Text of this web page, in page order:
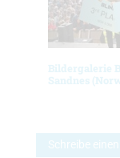
Bildergalerie
Sandnes
Schreibe